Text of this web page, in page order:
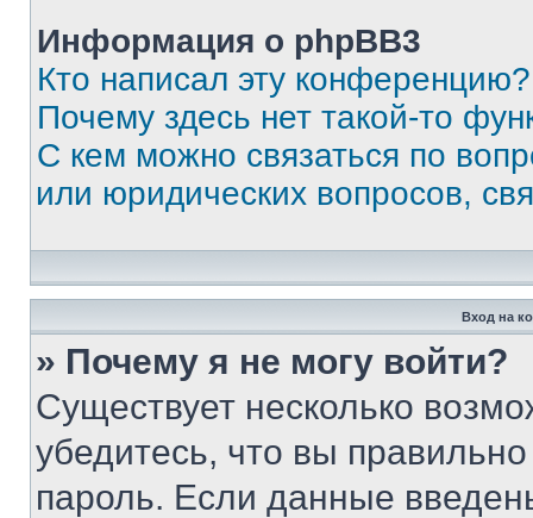
Информация о phpBB3
Кто написал эту конференцию?
Почему здесь нет такой-то
С кем можно связаться по
или юридических вопросов,
Вход на
» Почему я не могу войти?
Существует несколько
убедитесь, что вы
пароль. Если данные